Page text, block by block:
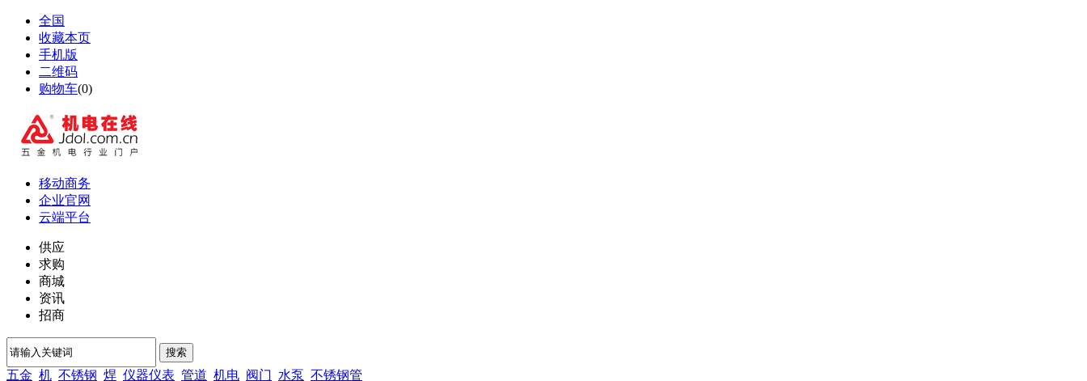
全国
收藏本页
手机版
二维码
购物车(0)
移动商务
企业官网
云端平台
供应
求购
商城
资讯
招商
搜索
五金 机 不锈钢 焊 仪器仪表 管道 机电 阀门 水泵 不锈钢管